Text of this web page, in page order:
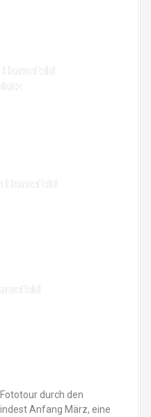
durch den
Anfang März, eine